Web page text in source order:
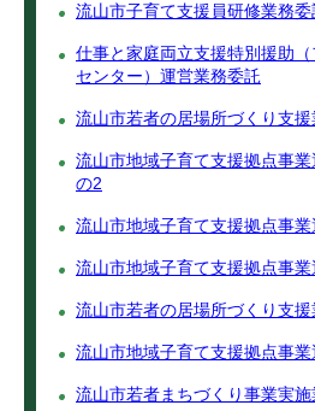
流山市子育て支援員研修業務委
仕事と家庭両立支援特別援助
センター）運営業務委託
流山市若者の居場所づくり支援
流山市地域子育て支援拠点事
の2
流山市地域子育て支援拠点事業
流山市地域子育て支援拠点事業
流山市若者の居場所づくり支援
流山市地域子育て支援拠点事業
流山市若者まちづくり事業実施